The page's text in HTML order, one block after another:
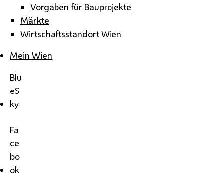
Vorgaben für Bauprojekte
Märkte
Wirtschaftsstandort Wien
Mein Wien
Blu
eS
ky
Fa
ce
bo
ok